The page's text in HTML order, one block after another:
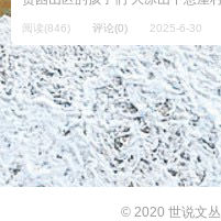
阅读(846) 评论(0) 2025-6-30
© 2020 世说文丛